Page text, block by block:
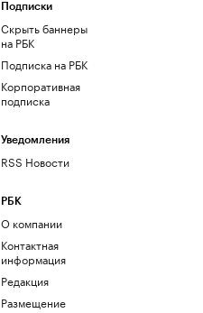
Подписки
Скрыть баннеры
на РБК
Подписка на РБК
Корпоративная
подписка
Уведомления
RSS Новости
РБК
О компании
Контактная
информация
Редакция
Размещение